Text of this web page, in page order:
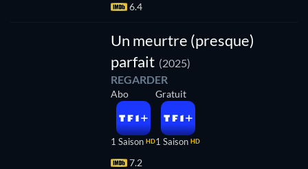
6.4
Un meurtre (presque)
parfait (2025)
REGARDER
Abo
1 Saison HD
Gratuit
1 Saison HD
7.2